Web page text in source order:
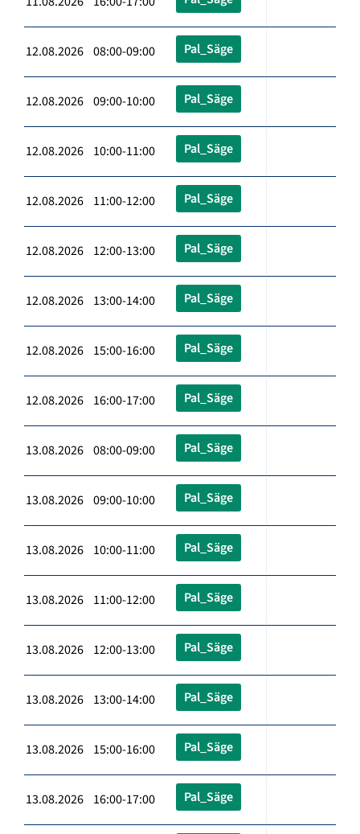
12.08.2026 08:00-09:00 Pal_Säge
12.08.2026 09:00-10:00 Pal_Säge
12.08.2026 10:00-11:00 Pal_Säge
12.08.2026 11:00-12:00 Pal_Säge
12.08.2026 12:00-13:00 Pal_Säge
12.08.2026 13:00-14:00 Pal_Säge
12.08.2026 15:00-16:00 Pal_Säge
12.08.2026 16:00-17:00 Pal_Säge
13.08.2026 08:00-09:00 Pal_Säge
13.08.2026 09:00-10:00 Pal_Säge
13.08.2026 10:00-11:00 Pal_Säge
13.08.2026 11:00-12:00 Pal_Säge
13.08.2026 12:00-13:00 Pal_Säge
13.08.2026 13:00-14:00 Pal_Säge
13.08.2026 15:00-16:00 Pal_Säge
13.08.2026 16:00-17:00 Pal_Säge